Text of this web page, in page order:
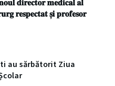
𝐝𝐢𝐫𝐞𝐜𝐭𝐨𝐫 𝐦𝐞𝐝𝐢𝐜𝐚𝐥 𝐚𝐥
𝐫𝐞𝐬𝐩𝐞𝐜𝐭𝐚𝐭 𝐬̦𝐢 𝐩𝐫𝐨𝐟𝐞𝐬𝐨𝐫
au sărbătorit Ziua